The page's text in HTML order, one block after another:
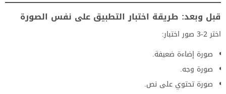
قبل وبعد: طريقة اختبار التطبيق على نفس الصورة
اختر 2-3 صور اختبار:
صورة إضاءة ضعيفة.
صورة وجه.
صورة تحتوي على نص.